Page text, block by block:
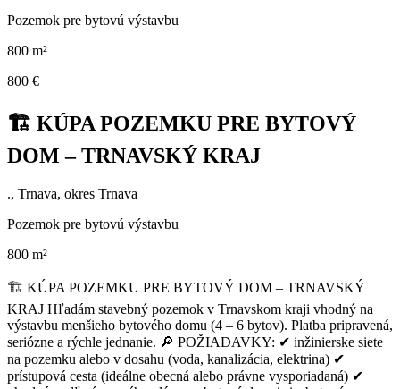
Pozemok pre bytovú výstavbu
800 m²
800 €
🏗️ KÚPA POZEMKU PRE BYTOVÝ
DOM – TRNAVSKÝ KRAJ
., Trnava, okres Trnava
Pozemok pre bytovú výstavbu
800 m²
🏗️ KÚPA POZEMKU PRE BYTOVÝ DOM – TRNAVSKÝ
KRAJ Hľadám stavebný pozemok v Trnavskom kraji vhodný na
výstavbu menšieho bytového domu (4 – 6 bytov). Platba pripravená,
seriózne a rýchle jednanie. 🔎 POŽIADAVKY: ✔ inžinierske siete
na pozemku alebo v dosahu (voda, kanalizácia, elektrina) ✔
prístupová cesta (ideálne obecná alebo právne vysporiadaná) ✔